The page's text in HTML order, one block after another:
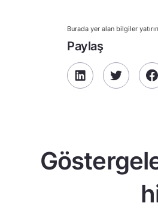
Burada yer alan bilgiler
Paylaş